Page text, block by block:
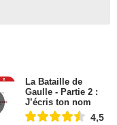
La Bataille de
Gaulle - Partie 2 :
J’écris ton nom
4,5